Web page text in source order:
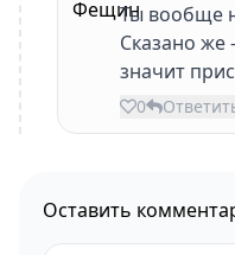
Ты вообще
Сказано же
значит
0
Оставить